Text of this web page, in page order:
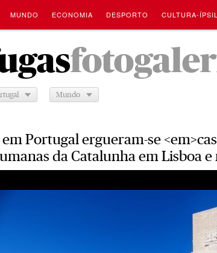
MUNDO ECONOMIA DESPORTO CULTURA-
Mundo
em Portugal ergueram-se
da Catalunha em Lisboa